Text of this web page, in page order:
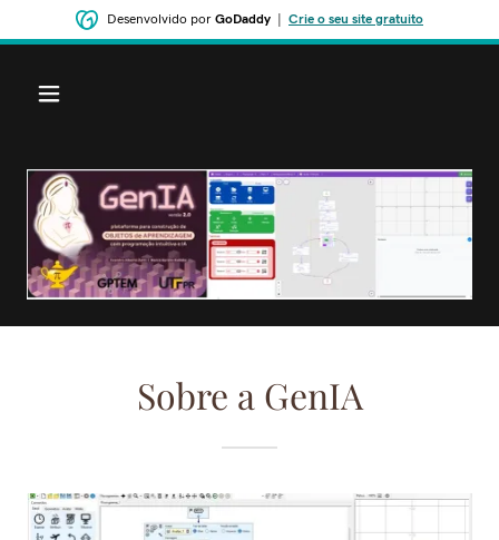
Desenvolvido por GoDaddy Crie o seu site gratuito
Sobre a GenIA